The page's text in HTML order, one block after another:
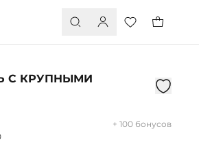
С КРУПНЫМИ
+ 100 бонусов